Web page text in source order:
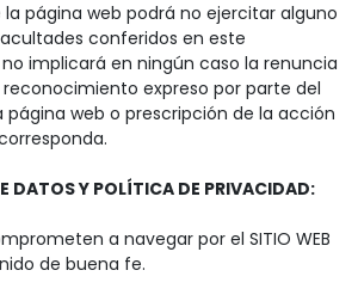
la página web podrá no ejercitar alguno
conferidos en este
implicará en ningún caso la renuncia
expreso por parte del
web o prescripción de la acción
DATOS Y POLÍTICA DE PRIVACIDAD:
a navegar por el SITIO WEB
de buena fe.